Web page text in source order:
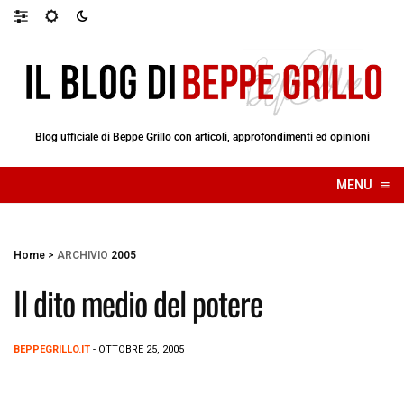
Blog ufficiale di Beppe Grillo con articoli, approfondimenti ed opinioni
MENU ≡
☰
Home > ARCHIVIO 2005
Il dito medio del potere
BEPPEGRILLO.IT - OTTOBRE 25, 2005